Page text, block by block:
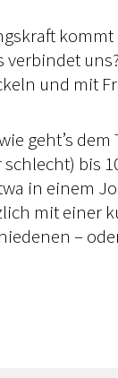
und mit
geht’s
bis
in einem
mit einer
–